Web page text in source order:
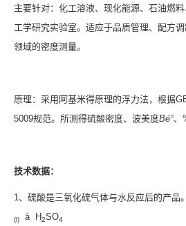
主要针对：化工溶液、现化能源、石油燃
工学研究实验室。适应于品质管理、配方
领域的密度测量。
原理：采用阿基米得原理的浮力法，根据
5009规范。所测得硫酸密度、波美度Bé°、
技术数据：
1、硫酸是三氧化硫气体与水反应后的产品
(l) à H2SO4